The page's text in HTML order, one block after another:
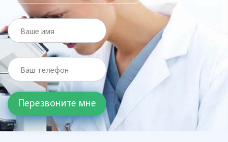
Ваше имя
Ваш телефон